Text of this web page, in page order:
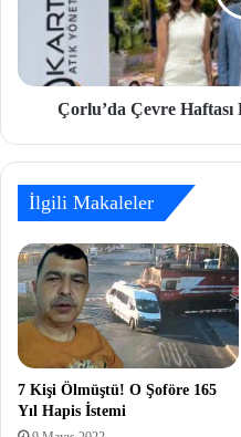
Çorlu’da Çevre
İlgili Makaleler
7 Kişi Ölmüştü! O Şoföre 165
Yıl Hapis İstemi